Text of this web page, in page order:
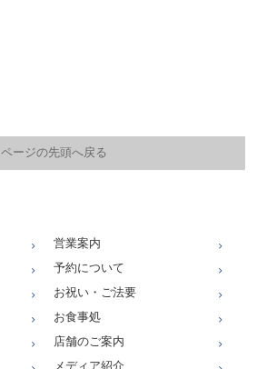
ページの先頭へ戻る
営業案内
予約について
お祝い・ご法要
お食事処
店舗のご案内
メディア紹介